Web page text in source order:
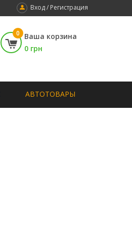
Вход / Регистрация
0
Ваша корзина
0 грн
АВТОТОВАРЫ